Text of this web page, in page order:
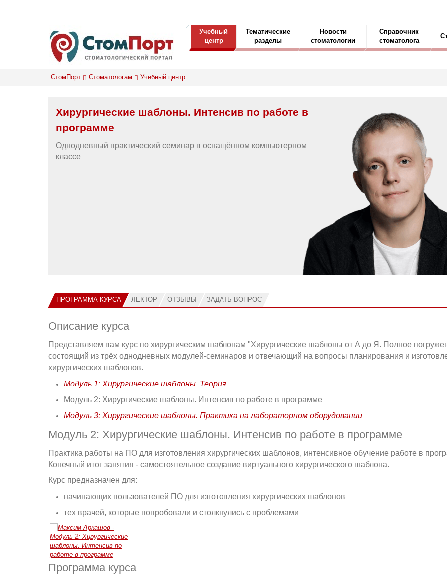
Учебный
центр
Тематические
разделы
Новости
стоматологии
Справочник
стоматолога
СтомПорт Стоматологам Учебный центр
Хирургические шаблоны. Интенсив по работе в
программе
Однодневный практический семинар в оснащённом компьютерном
классе
ПРОГРАММА КУРСА ЛЕКТОР ОТЗЫВЫ ЗАДАТЬ ВОПРОС
Описание курса
Представляем вам курс по хирургическим шаблонам "Хирургические шаблоны от А до Я. Полное
состоящий из трёх однодневных модулей-семинаров и отвечающий на вопросы планирования и
хирургических шаблонов.
Модуль 1: Хирургические шаблоны. Теория
Модуль 2: Хирургические шаблоны. Интенсив по работе в программе
Модуль 3: Хирургические шаблоны. Практика на лабораторном оборудовании
Модуль 2: Хирургические шаблоны. Интенсив по работе в программе
Практика работы на ПО для изготовления хирургических шаблонов, интенсивное обучение работе в
Конечный итог занятия - самостоятельное создание виртуального хирургического шаблона.
Курс предназначен для:
начинающих пользователей ПО для изготовления хирургических шаблонов
тех врачей, которые попробовали и столкнулись с проблемами
Программа курса